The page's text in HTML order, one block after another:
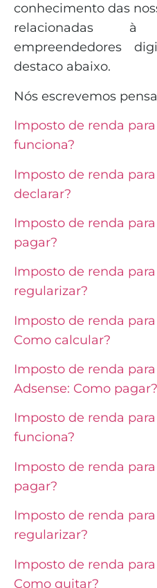
conhecimento das
relacionadas
empreendedores
destaco abaixo.
Nós escrevemos
Imposto de renda
funciona?
Imposto de renda
declarar?
Imposto de renda
pagar?
Imposto de renda
regularizar?
Imposto de renda
Como calcular?
Imposto de renda
Adsense: Como pagar?
Imposto de renda
funciona?
Imposto de renda
pagar?
Imposto de renda
regularizar?
Imposto de renda
Como quitar?